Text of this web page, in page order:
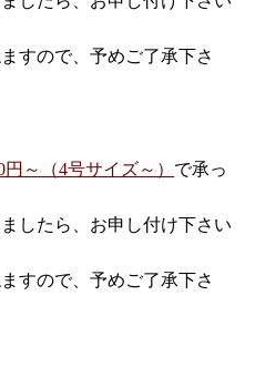
すので、予めご了承下さ
円～（4号サイズ～） で承っ
したら、お申し付け下さい
すので、予めご了承下さ